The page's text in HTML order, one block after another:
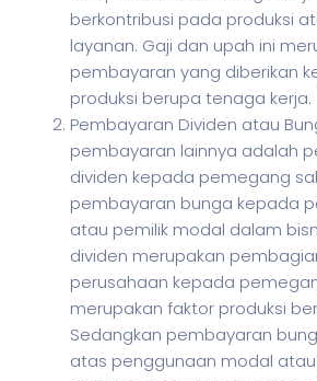
berkontribusi pada produksi
layanan. Gaji dan upah ini
pembayaran yang diberikan
produksi berupa tenaga kerja.
Pembayaran Dividen atau
pembayaran lainnya adalah
dividen kepada pemegang
pembayaran bunga kepada
atau pemilik modal dalam
dividen merupakan
perusahaan kepada
merupakan faktor produksi
Sedangkan pembayaran
atas penggunaan modal